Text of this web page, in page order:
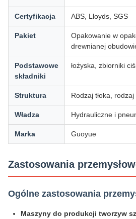
Certyfikacja ABS, Lloyds, SGS
Pakiet
Opakowanie w
drewnianej
Podstawowe
składniki
łożyska, zbiorniki
Struktura Rodzaj tłoka,
Władza Hydrauliczne i
Marka Guoyue
Zastosowania
Ogólne zastosowania
Maszyny do produkcji tworzyw